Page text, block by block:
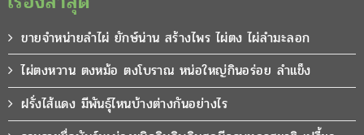
ขายจำหน่ายลำไผ่ ยักษ์น่าน สร้างไพร ไผ่ตง ไผ่ลำมะลอก
ไผ่ตงหวาน ตงหม้อ ตงโบราณ หน่อใหญ่กินอร่อย ลำแข็ง
ฝรั่งไส้แดง มีพันธุ์ไหนบ้างต่างกันอย่างไร